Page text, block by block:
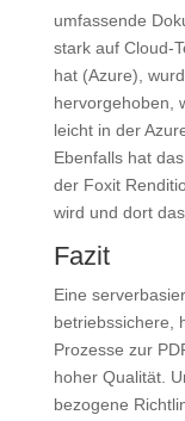
umfassende
stark auf Cloud-
hat (Azure),
hervorgehoben,
leicht in der
Ebenfalls hat
der Foxit
wird und dort
Fazit
Eine
betriebssichere,
Prozesse zur
hoher Qualität.
bezogene